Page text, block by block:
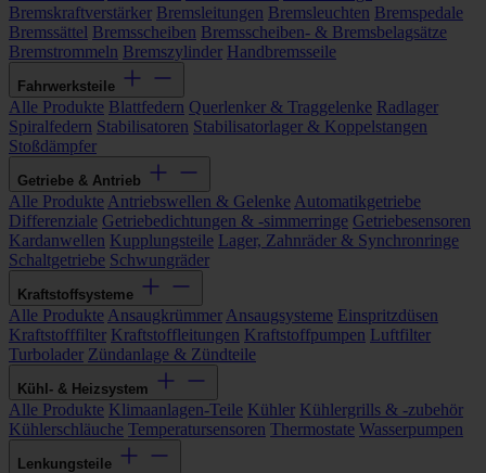
Bremskraftverstärker Bremsleitungen Bremsleuchten Bremspedale
Bremssättel Bremsscheiben Bremsscheiben- & Bremsbelagsätze
Bremstrommeln Bremszylinder Handbremsseile
Fahrwerksteile
Alle Produkte Blattfedern Querlenker & Traggelenke Radlager
Spiralfedern Stabilisatoren Stabilisatorlager & Koppelstangen
Stoßdämpfer
Getriebe & Antrieb
Alle Produkte Antriebswellen & Gelenke Automatikgetriebe
Differenziale Getriebedichtungen & -simmerringe Getriebesensoren
Kardanwellen Kupplungsteile Lager, Zahnräder & Synchronringe
Schaltgetriebe Schwungräder
Kraftstoffsysteme
Alle Produkte Ansaugkrümmer Ansaugsysteme Einspritzdüsen
Kraftstofffilter Kraftstoffleitungen Kraftstoffpumpen Luftfilter
Turbolader Zündanlage & Zündteile
Kühl- & Heizsystem
Alle Produkte Klimaanlagen-Teile Kühler Kühlergrills & -zubehör
Kühlerschläuche Temperatursensoren Thermostate Wasserpumpen
Lenkungsteile